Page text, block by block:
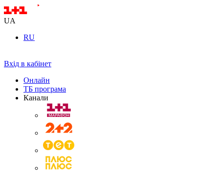
UA
RU
Вхід в кабінет
Онлайн
ТБ програма
Канали